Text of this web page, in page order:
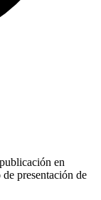
en
presentación de